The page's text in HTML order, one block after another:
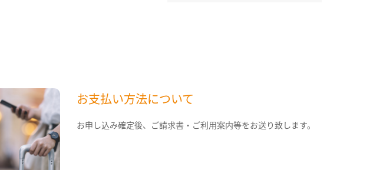
お支払い方法について
お申し込み確定後、ご請求書・ご利用案内等をお送り致します。